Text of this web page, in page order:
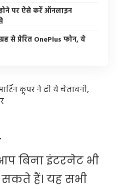
पर ऐसे करें ऑनलाइन
से प्रेरित OnePlus फोन, ये
कूपर ने दी ये चेतावनी,
बिना इंटरनेट भी
हैं। यह सभी